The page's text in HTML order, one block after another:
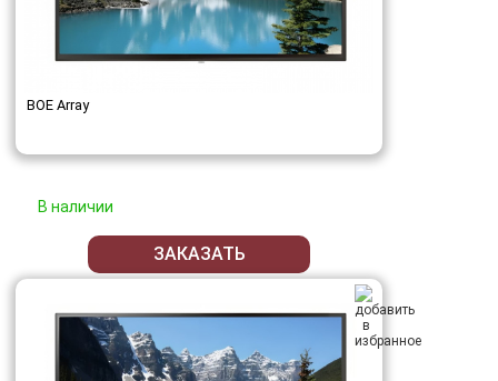
BOE Array
В наличии
ЗАКАЗАТЬ